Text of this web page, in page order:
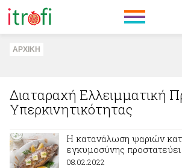
ΑΡΧΙΚΗ
Διαταραχή Ελλειμματική
Υπερκινητικότητας
Η κατανάλωση ψαριών
εγκυμοσύνης προστατεύει
08.02.2022